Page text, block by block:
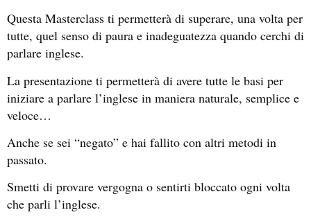
Questa Masterclass ti permetterà di superare, una volta per
tutte, quel senso di paura e inadeguatezza quando cerchi di
parlare inglese.
La presentazione ti permetterà di avere tutte le basi per
iniziare a parlare l’inglese in maniera naturale, semplice e
veloce…
Anche se sei “negato” e hai fallito con altri metodi in
passato.
Smetti di provare vergogna o sentirti bloccato ogni volta
che parli l’inglese.